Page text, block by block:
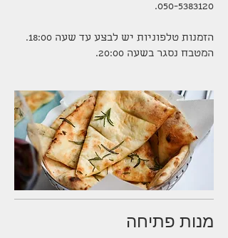
המטבח נסגר בשעה 20:00.
מנות פתיחה